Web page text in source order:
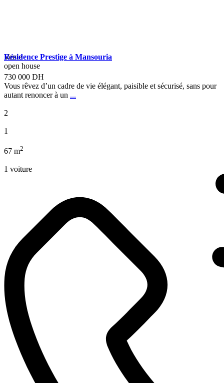
Vente
open house
Résidence Prestige à Mansouria
730 000 DH
Vous rêvez d’un cadre de vie élégant, paisible et sécurisé, sans pour
autant renoncer à un ...
2
1
67 m2
1 voiture